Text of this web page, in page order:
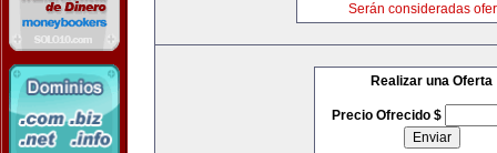
Serán consideradas
Realizar una Oferta
Precio Ofrecido $